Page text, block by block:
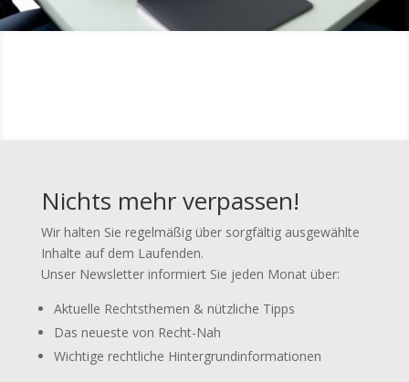
Nichts mehr verpassen!
Wir halten Sie regelmäßig über sorgfältig ausgewählte
Inhalte auf dem Laufenden.
Unser Newsletter informiert Sie jeden Monat über:
Aktuelle Rechtsthemen & nützliche Tipps
Das neueste von Recht-Nah
Wichtige rechtliche Hintergrundinformationen